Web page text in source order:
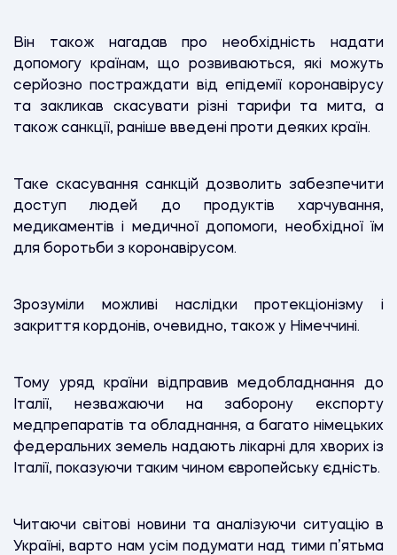
Він також нагадав про необхідність надати
допомогу країнам, що розвиваються, які можуть
серйозно постраждати від епідемії коронавірусу
та закликав скасувати різні тарифи та мита, а
також санкції, раніше введені проти деяких країн.
Таке скасування санкцій дозволить забезпечити
доступ людей до продуктів харчування,
медикаментів і медичної допомоги, необхідної їм
для боротьби з коронавірусом.
Зрозуміли можливі наслідки протекціонізму і
закриття кордонів, очевидно, також у Німеччині.
Тому уряд країни відправив медобладнання до
Італії, незважаючи на заборону експорту
медпрепаратів та обладнання, а багато німецьких
федеральних земель надають лікарні для хворих із
Італії, показуючи таким чином європейську єдність.
Читаючи світові новини та аналізуючи ситуацію в
Україні, варто нам усім подумати над тими п’ятьма